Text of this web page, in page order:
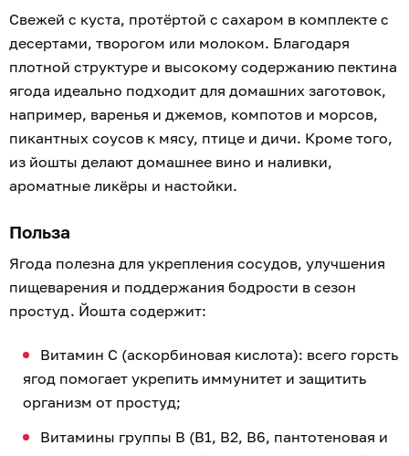
Свежей с куста, протёртой с сахаром в комплекте с
десертами, творогом или молоком. Благодаря
плотной структуре и высокому содержанию пектина
ягода идеально подходит для домашних заготовок,
например, варенья и джемов, компотов и морсов,
пикантных соусов к мясу, птице и дичи. Кроме того,
из йошты делают домашнее вино и наливки,
ароматные ликёры и настойки.
Польза
Ягода полезна для укрепления сосудов, улучшения
пищеварения и поддержания бодрости в сезон
простуд. Йошта содержит:
Витамин C (аскорбиновая кислота): всего горсть
ягод помогает укрепить иммунитет и защитить
организм от простуд;
Витамины группы B (B1, B2, B6, пантотеновая и